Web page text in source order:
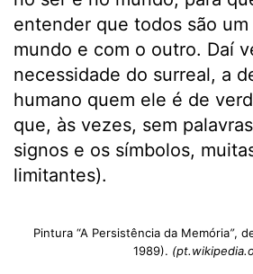
entender que todos são
mundo e com o outro. Daí
necessidade do surreal, a
humano quem ele é de
que, às vezes, sem
signos e os símbolos,
limitantes).
Pintura “A Persistência da Memória”,
1989).